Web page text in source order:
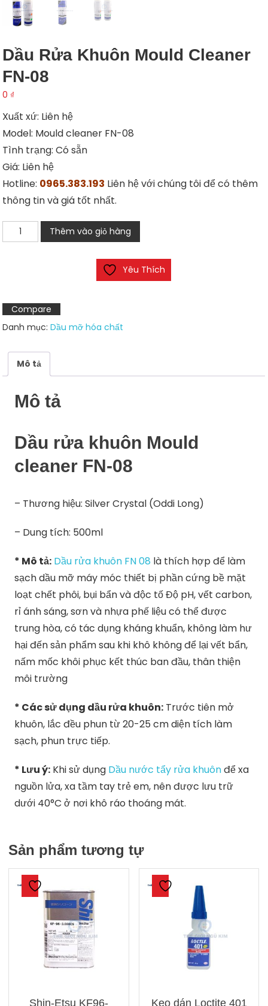
Dầu Rửa Khuôn Mould Cleaner
FN-08
0 ₫
Xuất xứ: Liên hệ
Model: Mould cleaner FN-08
Tình trạng: Có sẵn
Giá: Liên hệ
Hotline: 0965.383.193 Liên hệ với chúng tôi để có thêm
thông tin và giá tốt nhất.
rửa
FN-
08
số
Thêm vào giỏ hàng
Yêu Thích
Compare
Danh mục:Dầu mỡ hóa chất
Mô tả
Mô tả
Dầu rửa khuôn Mould
cleaner FN-08
– Thương hiệu: Silver Crystal (Oddi Long)
– Dung tích: 500ml
* Mô tả: Dầu rửa khuôn FN 08 là thích hợp để làm
sạch dầu mỡ máy móc thiết bị phần cứng bề mặt
loạt chết phôi, bụi bẩn và độc tố Độ pH, vết carbon,
rỉ ánh sáng, sơn và nhựa phế liệu có thể được
trung hòa, có tác dụng kháng khuẩn, không làm hư
hại đến sản phẩm sau khi khô không để lại vết bẩn,
nấm mốc khôi phục kết thúc ban đầu, thân thiện
môi trường
* Các sử dụng dầu rửa khuôn: Trước tiên mở
khuôn, lắc đều phun từ 20-25 cm diện tích làm
sạch, phun trực tiếp.
* Lưu ý: Khi sử dụng Dầu nước tẩy rửa khuônđể xa
nguồn lửa, xa tầm tay trẻ em, nên được lưu trữ
dưới 40°C ở nơi khô ráo thoáng mát.
Sản phẩm tương tự
Shin-Etsu KF96- Keo dán Loctite 401